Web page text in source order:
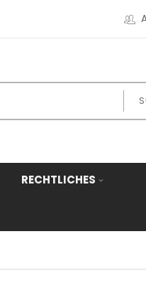
RECHTLICHES